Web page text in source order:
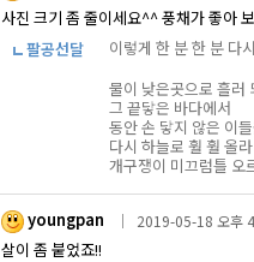
사진 크기 좀 줄이세요^^ 풍채가 좋아
팔공선달
이렇게 한 분 한 분 다
물이 낮은곳으로 흘러
그 끝닿은 바다에서
동안 손 닿지 않은 이
다시 하늘로 훨 훨 올라
개구쟁이 미끄럼틀 오
youngpan ｜ 2019-05-18 오후
살이 좀 붙었죠!!